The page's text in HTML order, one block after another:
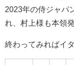
2023年の侍ジャパ
れ、村上様も本領
終わってみればイ